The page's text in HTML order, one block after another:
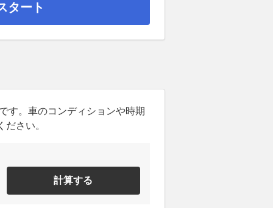
タート
す。車のコンディションや時期
さい。
計算する